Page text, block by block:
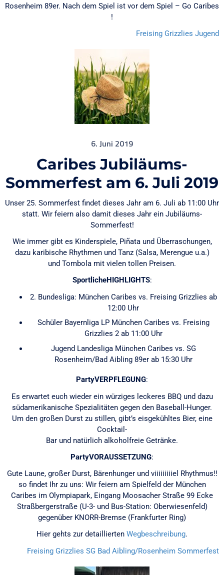
Rosenheim 89er. Nach dem Spiel ist vor dem Spiel – Go Caribes
!
Freising Grizzlies Jugend
6. Juni 2019
Caribes Jubiläums-
Sommerfest am 6. Juli 2019
Unser 25. Sommerfest findet dieses Jahr am 6. Juli ab 11:00 Uhr
statt. Wir feiern also damit dieses Jahr ein Jubiläums-
Sommerfest!
Wie immer gibt es Kinderspiele, Piñata und Überraschungen,
dazu karibische Rhythmen und Tanz (Salsa, Merengue u.a.)
und Tombola mit vielen tollen Preisen.
SportlicheHIGHLIGHTS:
2. Bundesliga: München Caribes vs. Freising Grizzlies ab
12:00 Uhr
Schüler Bayernliga LP München Caribes vs. Freising
Grizzlies 2 ab 11:00 Uhr
Jugend Landesliga München Caribes vs. SG
Rosenheim/Bad Aibling 89er ab 15:30 Uhr
PartyVERPFLEGUNG:
Es erwartet euch wieder ein würziges leckeres BBQ und dazu
südamerikanische Spezialitäten gegen den Baseball-Hunger.
Um den großen Durst zu stillen, gibt’s eisgekühltes Bier, eine
Cocktail-
Bar und natürlich alkoholfreie Getränke.
PartyVORAUSSETZUNG:
Gute Laune, großer Durst, Bärenhunger und viiiiiiiiiel Rhythmus!!
so findet Ihr zu uns: Wir feiern am Spielfeld der München
Caribes im Olympiapark, Eingang Moosacher Straße 99 Ecke
Straßbergerstraße (U-3- und Bus-Station: Oberwiesenfeld)
gegenüber KNORR-Bremse (Frankfurter Ring)
Hier gehts zur detaillierten Wegbeschreibung.
Freising Grizzlies SG Bad Aibling/Rosenheim Sommerfest